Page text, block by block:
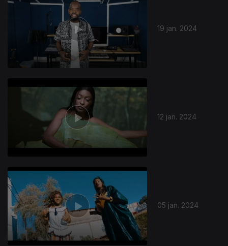
19 jan. 2024
12 jan. 2024
05 jan. 2024